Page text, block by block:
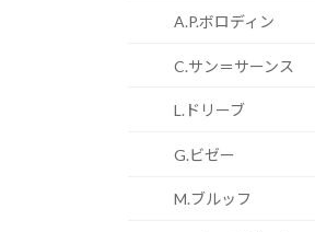
A.P.ボロディン
C.サン＝サーンス
L.ドリーブ
G.ビゼー
M.ブルッフ